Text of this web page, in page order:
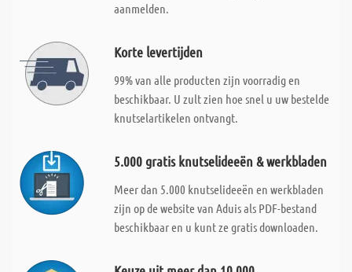
aanmelden.
Korte levertijden
99% van alle producten zijn voorradig en
beschikbaar. U zult zien hoe snel u uw bestelde
knutselartikelen ontvangt.
5.000 gratis knutselideeën & werkbladen
Meer dan 5.000 knutselideeën en werkbladen
zijn op de website van Aduis als PDF-bestand
beschikbaar en u kunt ze gratis downloaden.